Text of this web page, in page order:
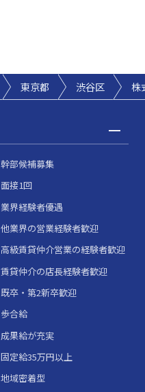
東京都 渋谷区 株
幹部候補募集
面接1回
業界経験者優遇
他業界の営業経験者歓迎
高級賃貸仲介営業の経験者歓迎
賃貸仲介の店長経験者歓迎
既卒・第2新卒歓迎
歩合給
成果給が充実
固定給35万円以上
地域密着型